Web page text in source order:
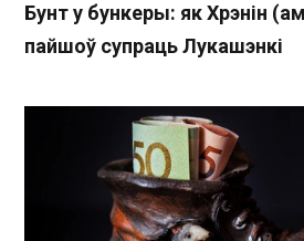
Бунт у бункеры: як Хрэнін
пайшоў супраць Лукашэнкі